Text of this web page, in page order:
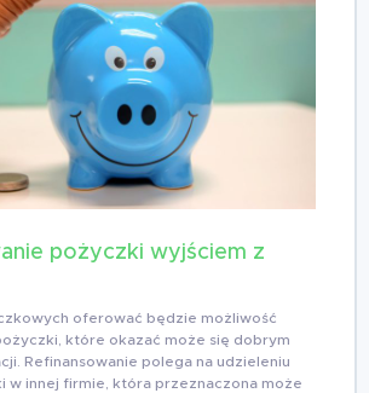
pożyczki wyjściem z
oferować będzie możliwość
które okazać może się dobrym
Refinansowanie polega na udzieleniu
w innej firmie, która przeznaczona może